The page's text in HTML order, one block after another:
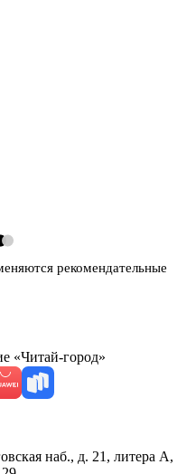
рекомендательные
«Читай-город»
наб., д. 21, литера А,